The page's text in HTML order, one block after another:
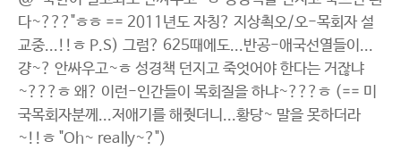
다~???"ㅎㅎ == 2011년도 자칭? 지상쵝오/오-목회자 설
교중...!!ㅎ P.S) 그럼? 625때에도...반공-애국선열들이...
걍~? 안싸우고~ㅎ 성경책 던지고 죽엇어야 한다는 거잖냐
~???ㅎ 왜? 이런-인간들이 목회질을 하냐~???ㅎ (== 미
국목회자분께...저애기를 해줫더니...황당~ 말을 못하더라
~!!ㅎ "Oh~ really~?")